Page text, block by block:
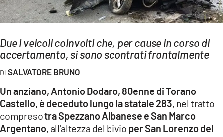
LAC NETWORK
LAC ONAIR
LaC
Network
LACPLAY.IT
LACTV.IT
LACONAIR.IT
LACITYMAG.IT
Due i veicoli coinvolti che, per cause in corso di
accertamento, si sono scontrati frontalmente
SALVATORE BRUNO
Un anziano, Antonio Dodaro, 80enne di Torano
Castello, è deceduto lungo la statale 283, nel tratto
compresotra Spezzano Albanese e San Marco
Argentano, all’altezza del bivio per San Lorenzo del